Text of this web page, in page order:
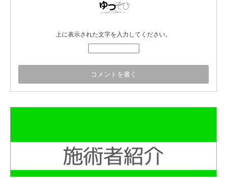
上に表示された文字を入力してください。